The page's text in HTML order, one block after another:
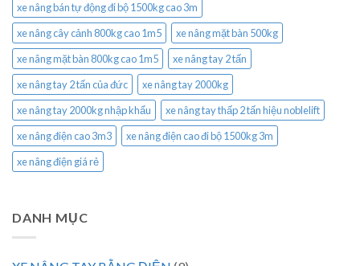
xe nâng bán tự động đi bộ 1500kg cao 3m
xe nâng cây cảnh 800kg cao 1m5
xe nâng mặt bàn 500kg
xe nâng mặt bàn 800kg cao 1m5
xe nâng tay 2 tấn
xe nâng tay 2 tấn của đức
xe nâng tay 2000kg
xe nâng tay 2000kg nhập khẩu
xe nâng tay thấp 2 tấn hiệu noblelift
xe nâng điện cao 3m3
xe nâng điện cao đi bộ 1500kg 3m
xe nâng điện giá rẻ
DANH MỤC